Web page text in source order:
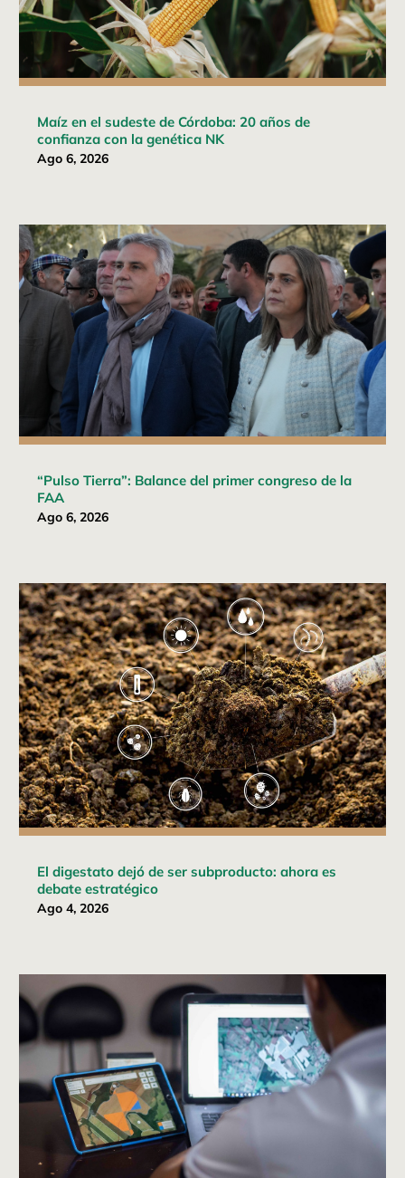
Maíz en el sudeste de Córdoba: 20 años de
confianza con la genética NK
Ago 6, 2026
“Pulso Tierra”: Balance del primer congreso de la
FAA
Ago 6, 2026
El digestato dejó de ser subproducto: ahora es
debate estratégico
Ago 4, 2026